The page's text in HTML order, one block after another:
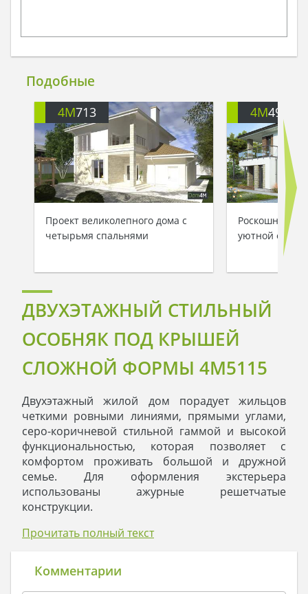
Подобные
4M713
Проект великолепного дома с
четырьмя спальнями
4M499
Роскошный
уютной
ДВУХЭТАЖНЫЙ СТИЛЬНЫЙ
ОСОБНЯК ПОД КРЫШЕЙ
СЛОЖНОЙ ФОРМЫ 4M5115
Двухэтажный жилой дом порадует жильцов
четкими ровными линиями, прямыми углами,
серо-коричневой стильной гаммой и высокой
функциональностью, которая позволяет с
комфортом проживать большой и дружной
семье. Для оформления экстерьера
использованы ажурные решетчатые
конструкции.
проживания, большая его часть отдана под
частично огороженные просторные зоны. Кухня
имеет значительные размеры, ее площади
Прочитать полный текст
Комментарии